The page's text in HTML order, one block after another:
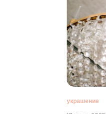
украшение